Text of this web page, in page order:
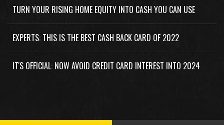
TURN YOUR RISING HOME EQUITY INTO CASH YOU CAN USE
EXPERTS: THIS IS THE BEST CASH BACK CARD OF 2022
IT'S OFFICIAL: NOW AVOID CREDIT CARD INTEREST INTO 2024